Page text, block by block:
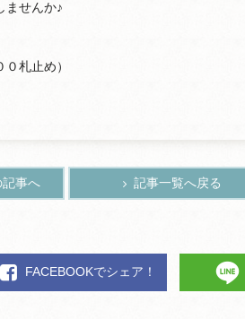
ませんか♪
札止め）
記事へ 記事一覧へ戻る
FACEBOOKでシェア！